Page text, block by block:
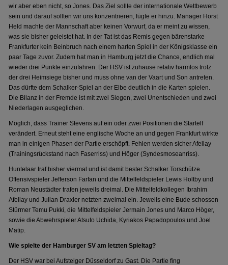
wir aber eben nicht, so Jones. Das Ziel sollte der internationale Wettbewerb
sein und darauf sollten wir uns konzentrieren, fügte er hinzu. Manager Horst
Held machte der Mannschaft aber keinen Vorwurf, da er meint zu wissen,
was sie bisher geleistet hat. In der Tat ist das Remis gegen bärenstarke
Frankfurter kein Beinbruch nach einem harten Spiel in der Königsklasse ein
paar Tage zuvor. Zudem hat man in Hamburg jetzt die Chance, endlich mal
wieder drei Punkte einzufahren. Der HSV ist zuhause relativ harmlos trotz
der drei Heimsiege bisher und muss ohne van der Vaart und Son antreten.
Das dürfte dem Schalker-Spiel an der Elbe deutlich in die Karten spielen.
Die Bilanz in der Fremde ist mit zwei Siegen, zwei Unentschieden und zwei
Niederlagen ausgeglichen.
Möglich, dass Trainer Stevens auf ein oder zwei Positionen die Startelf
verändert. Erneut steht eine englische Woche an und gegen Frankfurt wirkte
man in einigen Phasen der Partie erschöpft. Fehlen werden sicher Afellay
(Trainingsrückstand nach Faserriss) und Höger (Syndesmoseanriss).
Huntelaar traf bisher viermal und ist damit bester Schalker Torschütze.
Offensivspieler Jefferson Farfan und die Mittelfeldspieler Lewis Holtby und
Roman Neustädter trafen jeweils dreimal. Die Mittelfeldkollegen Ibrahim
Afellay und Julian Draxler netzten zweimal ein. Jeweils eine Bude schossen
Stürmer Temu Pukki, die Mittelfeldspieler Jermain Jones und Marco Höger,
sowie die Abwehrspieler Atsuto Uchida, Kyriakos Papadopoulos und Joel
Matip.
Wie spielte der Hamburger SV am letzten Spieltag?
Der HSV war bei Aufsteiger Düsseldorf zu Gast. Die Partie fing